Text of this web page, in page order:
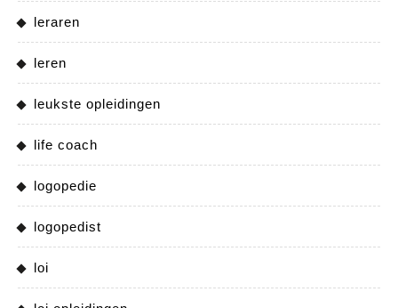
leraren
leren
leukste opleidingen
life coach
logopedie
logopedist
loi